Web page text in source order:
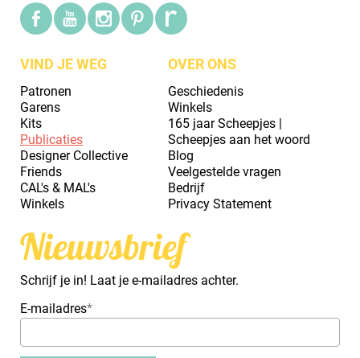
VIND JE WEG
Patronen
Garens
Kits
Publicaties
Designer Collective
Friends
CAL's & MAL's
Winkels
OVER ONS
Geschiedenis
Winkels
165 jaar Scheepjes |
Scheepjes aan het woord
Blog
Veelgestelde vragen
Bedrijf
Privacy Statement
Nieuwsbrief
Schrijf je in! Laat je e-mailadres achter.
E-mailadres*